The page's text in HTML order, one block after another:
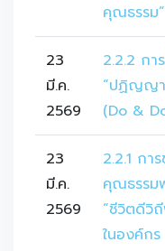
คุณธรรม”
23
มี.ค.
2569
2.2.2 กา
“ปฏิญญ
(Do &
23
มี.ค.
2569
2.2.1 กา
คุณธรรม
“ชีวิตดีวิ
ในองค์กร